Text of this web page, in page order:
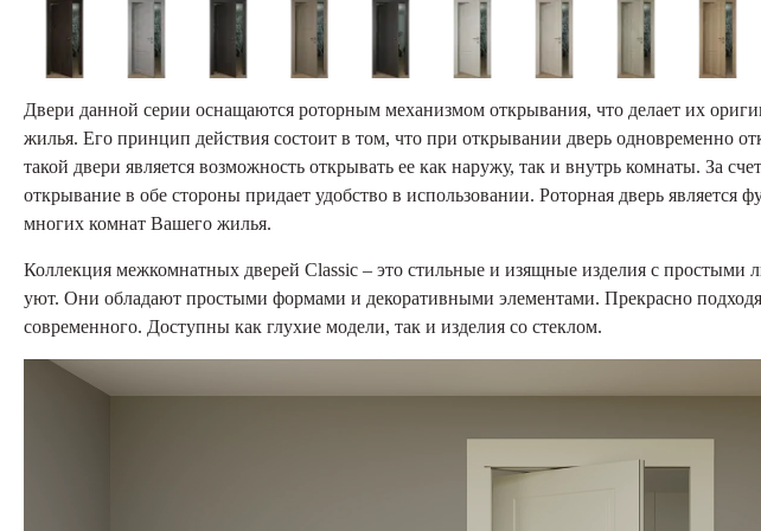
Двери данной серии оснащаются роторным механизмом открывания, что делает их
жилья. Его принцип действия состоит в том, что при открывании дверь одновременно
такой двери является возможность открывать ее как наружу, так и внутрь комнаты. За
открывание в обе стороны придает удобство в использовании. Роторная дверь является
многих комнат Вашего жилья.
Коллекция межкомнатных дверей Classic – это стильные и изящные изделия с простыми
уют. Они обладают простыми формами и декоративными элементами. Прекрасно
современного. Доступны как глухие модели, так и изделия со стеклом.